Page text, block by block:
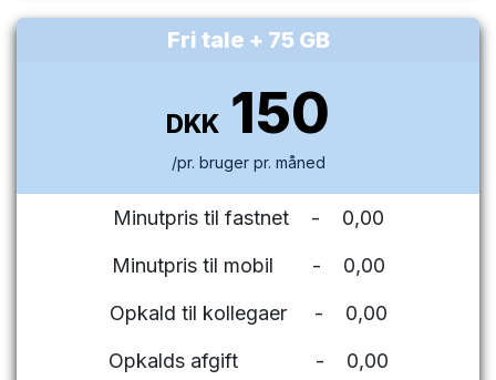
Fri tale + 75 GB
DKK 150
/pr. bruger pr. måned
Minutpris til fastnet - 0,00
Minutpris til mobil - 0,00
Opkald til kollegaer - 0,00
Opkalds afgift - 0,00